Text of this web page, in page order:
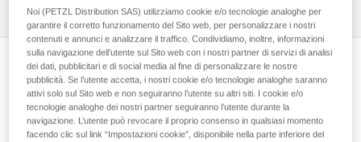
Tutti i consigli tecnici 1 Filtro
Noi (PETZL Distribution SAS) utilizziamo cookie e/o tecnologie analoghe per
garantire il corretto funzionamento del Sito web, per personalizzare i nostri
contenuti e annunci e analizzare il traffico. Condividiamo, inoltre, informazioni
sulla navigazione dell’utente sul Sito web con i nostri partner di servizi di analisi
dei dati, pubblicitari e di social media al fine di personalizzare le nostre
pubblicità. Se l’utente accetta, i nostri cookie e/o tecnologie analoghe saranno
attivi solo sul Sito web e non seguiranno l’utente su altri siti. I cookie e/o
tecnologie analoghe dei nostri partner seguiranno l’utente durante la
navigazione. L’utente può revocare il proprio consenso in qualsiasi momento
facendo clic sul link “Impostazioni cookie”, disponibile nella parte inferiore del